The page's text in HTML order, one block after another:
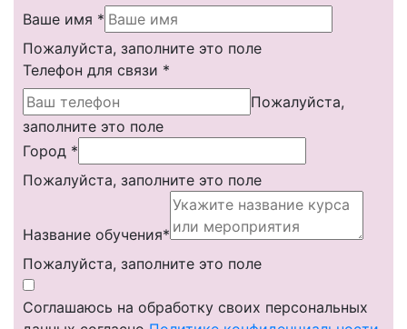
Ваше имя *
Пожалуйста, заполните это поле
Телефон для связи *
Пожалуйста,
заполните это поле
Город *
Пожалуйста, заполните это поле
Название обучения*
Пожалуйста, заполните это поле
Соглашаюсь на обработку своих персональных